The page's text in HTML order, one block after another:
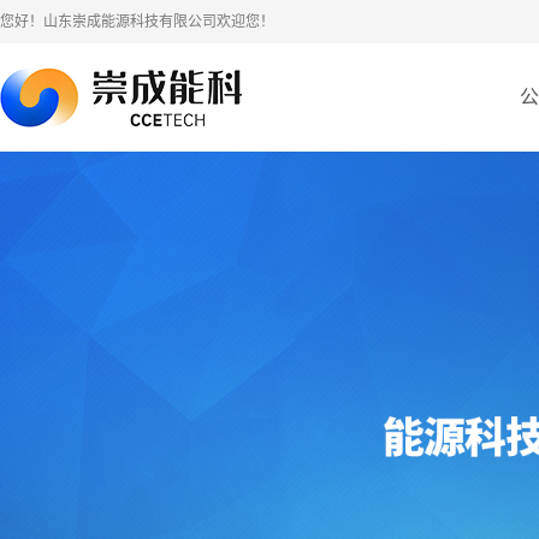
您好！山东崇成能源科技有限公司欢迎您！